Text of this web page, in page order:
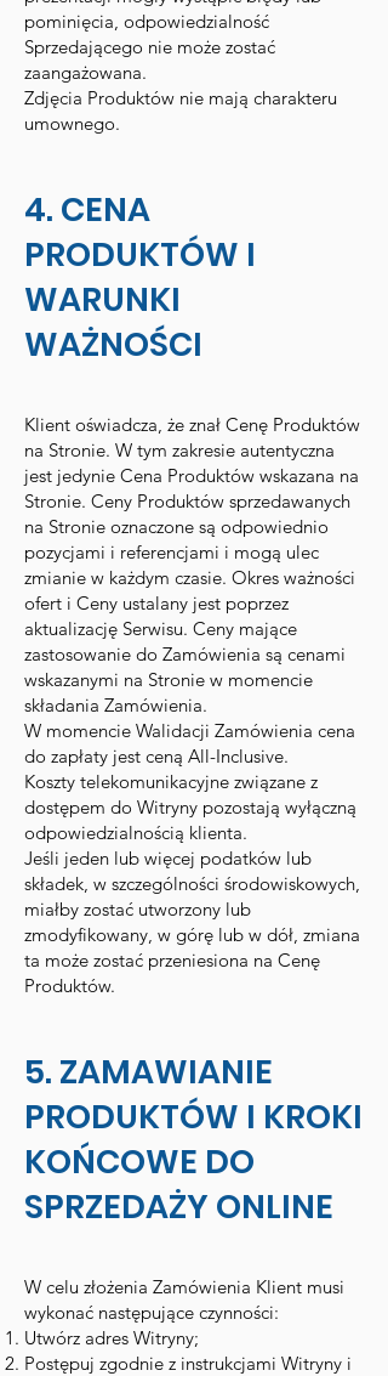
pominięcia, odpowiedzialność
Sprzedającego nie może zostać
zaangażowana.
Zdjęcia Produktów nie mają charakteru
umownego.
4. CENA
PRODUKTÓW I
WARUNKI
WAŻNOŚCI
Klient oświadcza, że znał Cenę Produktów
na Stronie. W tym zakresie autentyczna
jest jedynie Cena Produktów wskazana na
Stronie. Ceny Produktów sprzedawanych
na Stronie oznaczone są odpowiednio
pozycjami i referencjami i mogą ulec
zmianie w każdym czasie. Okres ważności
ofert i Ceny ustalany jest poprzez
aktualizację Serwisu. Ceny mające
zastosowanie do Zamówienia są cenami
wskazanymi na Stronie w momencie
składania Zamówienia.
W momencie Walidacji Zamówienia cena
do zapłaty jest ceną All-Inclusive.
Koszty telekomunikacyjne związane z
dostępem do Witryny pozostają wyłączną
odpowiedzialnością klienta.
Jeśli jeden lub więcej podatków lub
składek, w szczególności środowiskowych,
miałby zostać utworzony lub
zmodyfikowany, w górę lub w dół, zmiana
ta może zostać przeniesiona na Cenę
Produktów.
5. ZAMAWIANIE
PRODUKTÓW I KROKI
KOŃCOWE DO
SPRZEDAŻY ONLINE
W celu złożenia Zamówienia Klient musi
wykonać następujące czynności:
Utwórz adres Witryny;
Postępuj zgodnie z instrukcjami Witryny i